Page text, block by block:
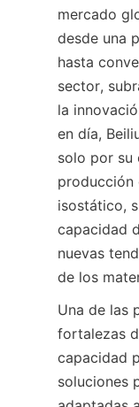
mercado
desde una
hasta
sector,
la
en día,
solo por su
producción
isostático,
capacidad
nuevas
de los
Una de las
fortalezas
capacidad
soluciones